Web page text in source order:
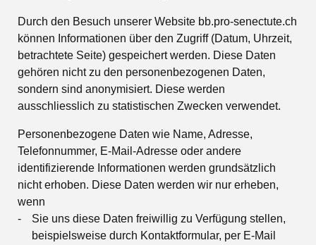
Durch den Besuch unserer Website bb.pro-senectute.ch
können Informationen über den Zugriff (Datum, Uhrzeit,
betrachtete Seite) gespeichert werden. Diese Daten
gehören nicht zu den personenbezogenen Daten,
sondern sind anonymisiert. Diese werden
ausschliesslich zu statistischen Zwecken verwendet.
Personenbezogene Daten wie Name, Adresse,
Telefonnummer, E-Mail-Adresse oder andere
identifizierende Informationen werden grundsätzlich
nicht erhoben. Diese Daten werden wir nur erheben,
wenn
Sie uns diese Daten freiwillig zu Verfügung stellen,
beispielsweise durch Kontaktformular, per E-Mail